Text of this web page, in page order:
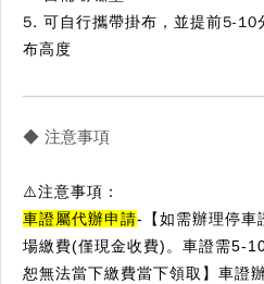
5. 可自行攜帶掛布，並提前5-10
布高度
◆ 注意事項
⚠️注意事項：
車證屬代辦申請-【如需辦理停車
場繳費(僅現金收費)。車證需5-
恕無法當下繳費當下領取】車證